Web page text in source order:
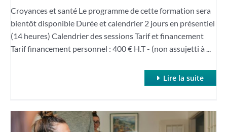
Croyances et santé Le programme de cette formation sera
bientôt disponible Durée et calendrier 2 jours en présentiel
(14 heures) Calendrier des sessions Tarif et financement
Tarif financement personnel : 400 € H.T - (non assujetti à ...
Lire la suite